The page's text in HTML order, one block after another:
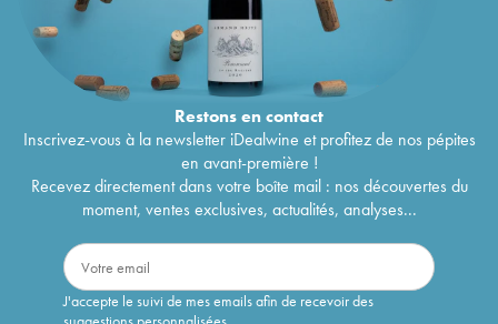
Restons encontact
Inscrivez-vous à la newsletter iDealwine et profitez de nos pépites
en avant-première !
Recevez directement dans votre boîte mail : nos découvertes du
moment, ventes exclusives, actualités, analyses...
J'accepte le suivi de mes emails afin de recevoir des